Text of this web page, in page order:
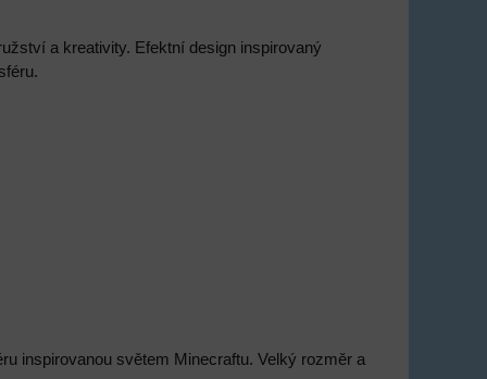
a kreativity. Efektní design inspirovaný
inspirovanou světem Minecraftu. Velký rozměr a